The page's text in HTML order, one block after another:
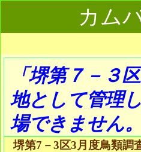
カム
「堺第７－３
地として管理
場できません。
堺第7－3区3月度鳥類調